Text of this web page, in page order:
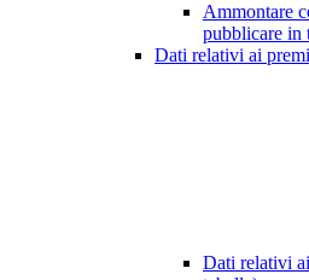
Ammontare
pubblicare in
Dati relativi ai premi
Dati relativi